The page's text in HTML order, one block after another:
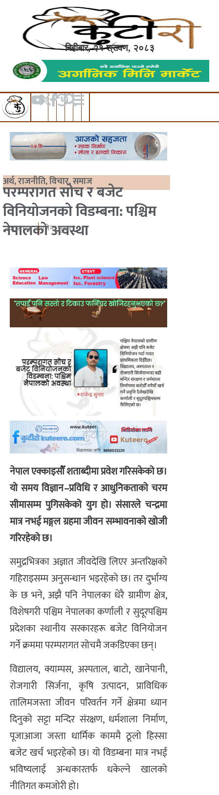
बिहीबार, २१ श्रावण, २०८३
अर्थ,राजनीति,विचार,समाज
परम्परागत सोच र बजेट
विनियोजनको विडम्बना: पश्चिम
नेपालको अवस्था
२०८२ भाद्र २राजेन्द्र सुनार
नेपाल एक्काइसौँ शताब्दीमा प्रवेश गरिसकेको छ।
यो समय विज्ञान–प्रविधि र आधुनिकताको चरम
सीमासम्म पुगिसकेको युग हो। संसारले चन्द्रमा
मात्र नभई मङ्गल ग्रहमा जीवन सम्भावनाको खोजी
गरिरहेको छ।
समुद्रभित्रका अज्ञात जीवदेखि लिएर अन्तरिक्षको
गहिराइसम्म अनुसन्धान भइरहेको छ। तर दुर्भाग्य
के छ भने, अझै पनि नेपालका धेरै ग्रामीण क्षेत्र,
विशेषगरी पश्चिम नेपालका कर्णाली र सुदूरपश्चिम
प्रदेशका स्थानीय सरकारहरू बजेट विनियोजन
गर्ने क्रममा परम्परागत सोचमै जकडिएका छन्।
विद्यालय, क्याम्पस, अस्पताल, बाटो, खानेपानी,
रोजगारी सिर्जना, कृषि उत्पादन, प्राविधिक
तालिमजस्ता जीवन परिवर्तन गर्ने क्षेत्रमा ध्यान
दिनुको सट्टा मन्दिर संरक्षण, धर्मशाला निर्माण,
पूजाआजा जस्ता धार्मिक काममै ठूलो हिस्सा
बजेट खर्च भइरहेको छ। यो विडम्बना मात्र नभई
भविष्यलाई अन्धकारतर्फ धकेल्ने खालको
नीतिगत कमजोरी हो।